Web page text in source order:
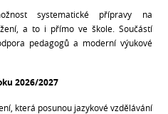
systematické přípravy na
a to i přímo ve škole. Součástí
pedagogů a moderní výukové
2026/2027
která posunou jazykové vzdělávání